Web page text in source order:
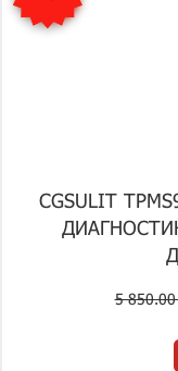
CGSULIT
5 850.00